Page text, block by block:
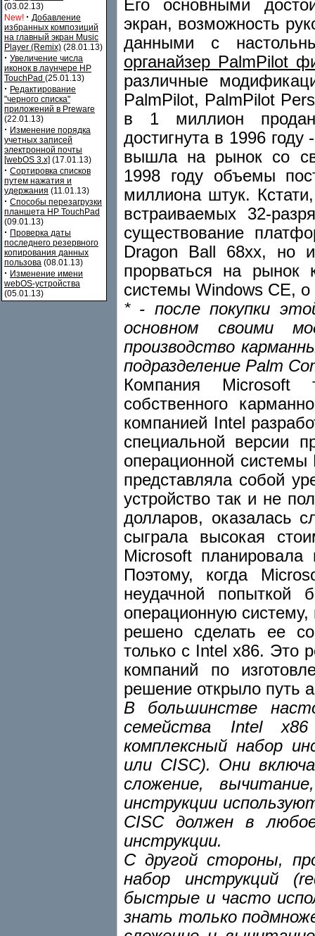
(03.02.13)
New! · Добавление
избранных композиций
на главный экран Music
Player (Remix) (28.01.13)
· Увеличение числа
иконок в лаунчере HP
TouchPad (25.01.13)
· Редактирование
"черного списка"
приложений в Preware
(22.01.13)
· Изменение порядка
учетных записей
электронной почты
[webOS 3.x] (17.01.13)
· Сортировка списков
путем нажатия и
удержания (11.01.13)
· Способы перезагрузки
планшета HP TouchPad
(09.01.13)
· Проверка даты
последнего резервного
копирования данных
пользова (08.01.13)
· Изменение имени
webOS-устройства
(05.01.13)
Его основными
экран, возможность
данными с
органайзер PalmPilot
различные
PalmPilot, PalmPilot
в 1 миллион
достигнута в 1996
вышла на рынок со
1998 году объемы
миллиона штук.
встраиваемых 32-
существование
Dragon Ball 68хх, но
прорваться на рынок
системы Windows CE, о
* - после покупки
основном своими
производство
подразделение Palm
Компания Microsoft
собственного
компанией Intel
специальной версии
операционной
представляла собой
устройство так и не
долларов, оказалась
сыграла высокая
Microsoft
Поэтому, когда
неудачной попыткой
операционную
решено сделать ее
только с Intel x86. Это
компаний по
решение открыло путь
В большинстве
семейства Intel
комплексный набор
или CISC). Они
сложение,
инструкции
CISC должен в
инструкции.
С другой стороны,
набор инструкций
быстрые и часто
знать только